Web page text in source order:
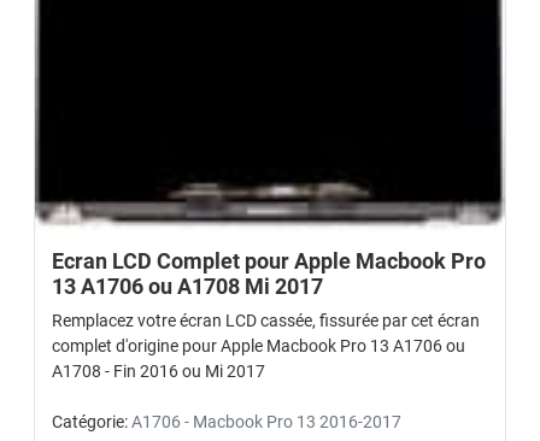
Ecran LCD Complet pour Apple Macbook Pro
13 A1706 ou A1708 Mi 2017
Remplacez votre écran LCD cassée, fissurée par cet écran
complet d'origine pour Apple Macbook Pro 13 A1706 ou
A1708 - Fin 2016 ou Mi 2017
Catégorie:A1706 - Macbook Pro 13 2016-2017